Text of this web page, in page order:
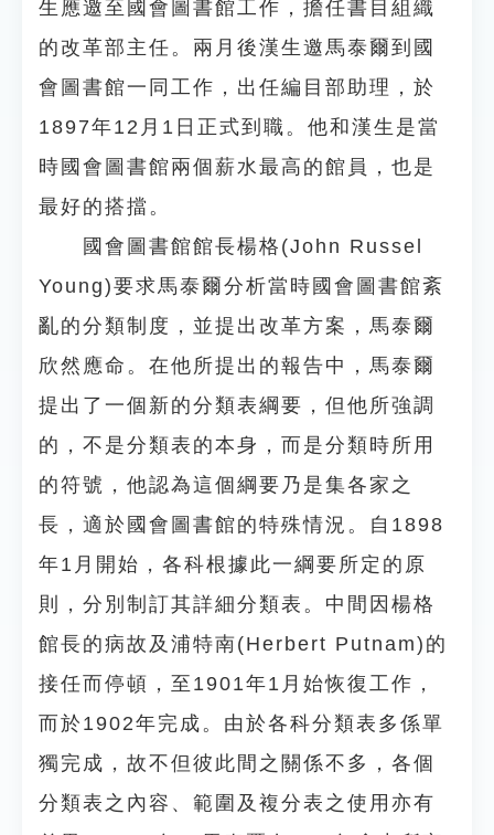
生應邀至國會圖書館工作，擔任書目組織
的改革部主任。兩月後漢生邀馬泰爾到國
會圖書館一同工作，出任編目部助理，於
1897年12月1日正式到職。他和漢生是當
時國會圖書館兩個薪水最高的館員，也是
最好的搭擋。
國會圖書館館長楊格(John Russel
Young)要求馬泰爾分析當時國會圖書館紊
亂的分類制度，並提出改革方案，馬泰爾
欣然應命。在他所提出的報告中，馬泰爾
提出了一個新的分類表綱要，但他所強調
的，不是分類表的本身，而是分類時所用
的符號，他認為這個綱要乃是集各家之
長，適於國會圖書館的特殊情況。自1898
年1月開始，各科根據此一綱要所定的原
則，分別制訂其詳細分類表。中間因楊格
館長的病故及浦特南(Herbert Putnam)的
接任而停頓，至1901年1月始恢復工作，
而於1902年完成。由於各科分類表多係單
獨完成，故不但彼此間之關係不多，各個
分類表之內容、範圍及複分表之使用亦有